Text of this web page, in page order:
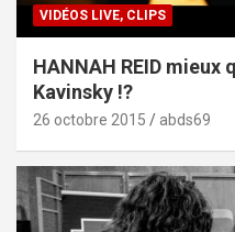
VIDÉOS LIVE, CLIPS
HANNAH REID mieux
Kavinsky !?
26 octobre 2015 abds69